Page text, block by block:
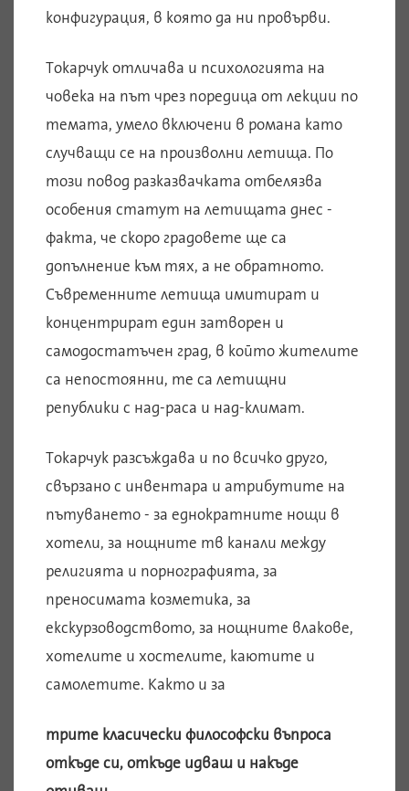
конфигурация, в която да ни провърви.
Токарчук отличава и психологията на
човека на път чрез поредица от лекции по
темата, умело включени в романа като
случващи се на произволни летища. По
този повод разказвачката отбелязва
особения статут на летищата днес -
факта, че скоро градовете ще са
допълнение към тях, а не обратното.
Съвременните летища имитират и
концентрират един затворен и
самодостатъчен град, в който жителите
са непостоянни, те са летищни
републики с над-раса и над-климат.
Токарчук разсъждава и по всичко друго,
свързано с инвентара и атрибутите на
пътуването - за еднократните нощи в
хотели, за нощните тв канали между
религията и порнографията, за
преносимата козметика, за
екскурзоводството, за нощните влакове,
хотелите и хостелите, каютите и
самолетите. Както и за
трите класически философски въпроса
откъде си, откъде идваш и накъде